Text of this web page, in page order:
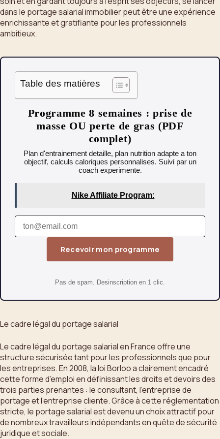
dans le portage salarial immobilier peut être une expérience
enrichissante et gratifiante pour les professionnels
ambitieux.
Table des matières
Programme 8 semaines : prise de
masse OU perte de gras (PDF
complet)
Plan d'entrainement detaille, plan nutrition adapte a ton
objectif, calculs caloriques personnalises. Suivi par un
coach experimente.
Nike Affiliate Program:
Recevoir mon programme
Pas de spam. Desinscription en 1 clic.
Le cadre légal du portage salarial
Le cadre légal du portage salarial en France offre une
structure sécurisée tant pour les professionnels que pour
les entreprises. En 2008, la loi Borloo a clairement encadré
cette forme d’emploi en définissant les droits et devoirs des
trois parties prenantes : le consultant, l’entreprise de
portage et l’entreprise cliente. Grâce à cette réglementation
stricte, le portage salarial est devenu un choix attractif pour
de nombreux travailleurs indépendants en quête de sécurité
juridique et sociale.